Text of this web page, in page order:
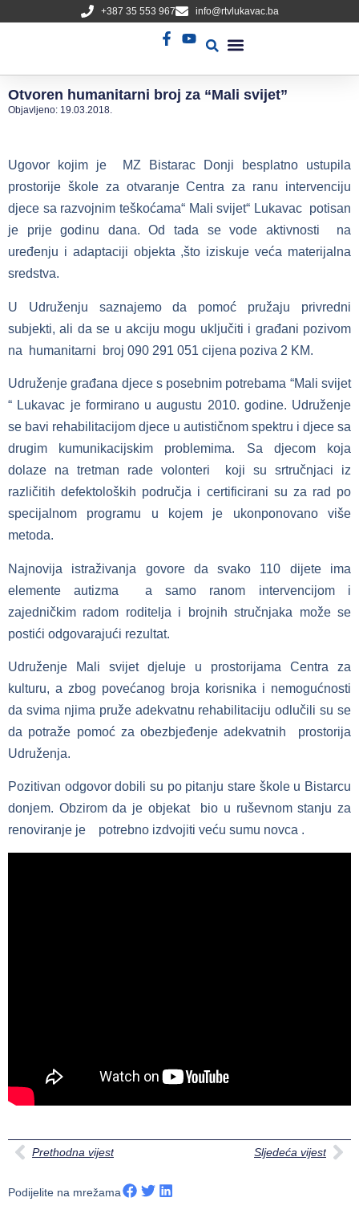
+387 35 553 967 info@rtvlukavac.ba
Otvoren humanitarni broj za “Mali svijet”
Objavljeno: 19.03.2018.
Ugovor kojim je MZ Bistarac Donji besplatno ustupila
prostorije škole za otvaranje Centra za ranu intervenciju
djece sa razvojnim teškoćama“ Mali svijet“ Lukavac potisan
je prije godinu dana. Od tada se vode aktivnosti na
uređenju i adaptaciji objekta ,što iziskuje veća materijalna
sredstva.
U Udruženju saznajemo da pomoć pružaju privredni
subjekti, ali da se u akciju mogu uključiti i građani pozivom
na humanitarni broj 090 291 051 cijena poziva 2 KM.
Udruženje građana djece s posebnim potrebama “Mali svijet
“ Lukavac je formirano u augustu 2010. godine. Udruženje
se bavi rehabilitacijom djece u autističnom spektru i djece sa
drugim kumunikacijskim problemima. Sa djecom koja
dolaze na tretman rade volonteri koji su srtručnjaci iz
različitih defektoloških područja i certificirani su za rad po
specijalnom programu u kojem je ukonponovano više
metoda.
Najnovija istraživanja govore da svako 110 dijete ima
elemente autizma a samo ranom intervencijom i
zajedničkim radom roditelja i brojnih stručnjaka može se
postići odgovarajući rezultat.
Udruženje Mali svijet djeluje u prostorijama Centra za
kulturu, a zbog povećanog broja korisnika i nemogućnosti
da svima njima pruže adekvatnu rehabilitaciju odlučili su se
da potraže pomoć za obezbjeđenje adekvatnih prostorija
Udruženja.
Pozitivan odgovor dobili su po pitanju stare škole u Bistarcu
donjem. Obzirom da je objekat bio u ruševnom stanju za
renoviranje je potrebno izdvojiti veću sumu novca .
Prethodna vijest Sljedeća vijest
Podijelite na mrežama